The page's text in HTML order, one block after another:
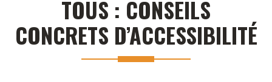
TOUS : CONSEILS
CONCRETS D’ACCESSIBILITÉ